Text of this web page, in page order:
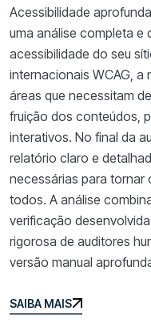
Acessibilidade
uma análise completa e
acessibilidade do seu
internacionais WCAG, a
áreas que necessitam
fruição dos conteúdos,
interativos. No final da
relatório claro e
necessárias para tornar
todos. A análise
verificação
rigorosa de auditores
versão manual
SAIBA MAIS
SAIBA MAIS